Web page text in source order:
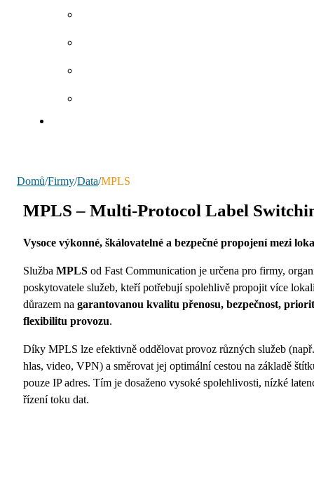
Domů/Firmy/Data/MPLS
MPLS – Multi-Protocol Label
Vysoce výkonné, škálovatelné a bezpečné propojení mezi
SlužbaMPLS od Fast Communication je určena pro firmy,
poskytovatele služeb, kteří potřebují spolehlivě propojit více
důrazem nagarantovanou kvalitu přenosu, bezpečnost,
flexibilitu provozu.
Díky MPLS lze efektivně oddělovat provoz různých služeb
hlas, video, VPN) a směrovat jej optimální cestou na základě
pouze IP adres. Tím je dosaženo vysoké spolehlivosti, nízké
řízení toku dat.